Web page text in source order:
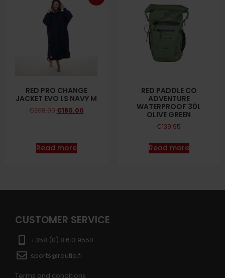
RED PRO CHANGE
JACKET EVO LS NAVY M
€208.00 €180.00
Read more
RED PADDLE CO
ADVENTURE
WATERPROOF 30L
OLIVE GREEN
€139.95
Read more
CUSTOMER SERVICE
+358 (0) 8 613 9550
sports@rautio.fi
Terms and conditions